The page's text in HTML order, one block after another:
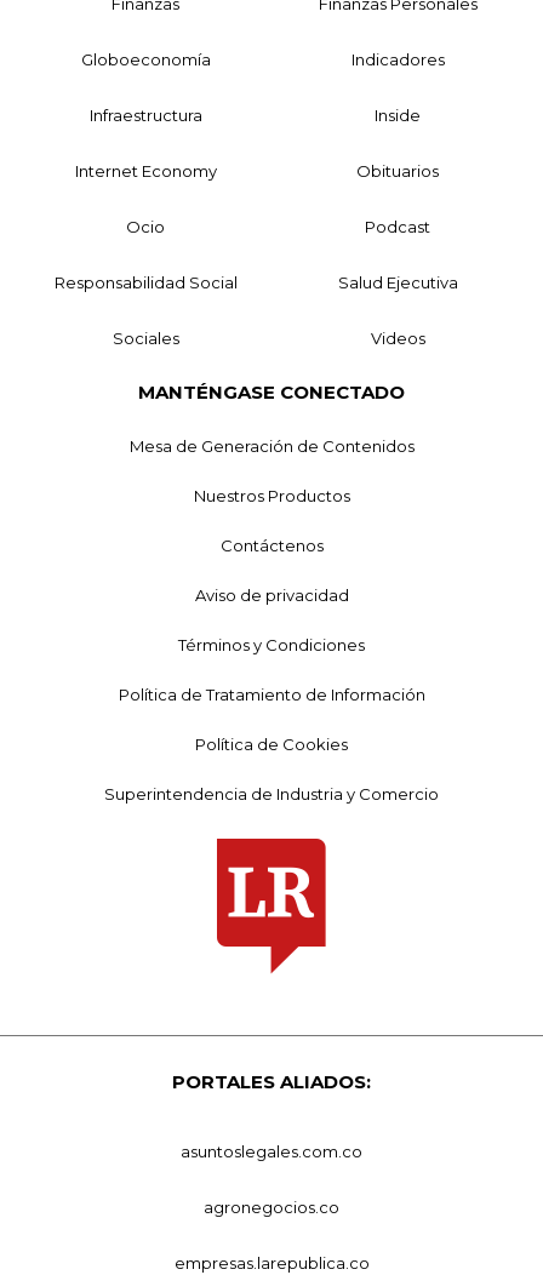
Globoeconomía Indicadores
Infraestructura Inside
Internet Economy Obituarios
Ocio Podcast
Responsabilidad Social Salud Ejecutiva
Sociales Videos
MANTÉNGASE CONECTADO
Mesa de Generación de Contenidos
Nuestros Productos
Contáctenos
Aviso de privacidad
Términos y Condiciones
Política de Tratamiento de Información
Política de Cookies
Superintendencia de Industria y Comercio
PORTALES ALIADOS:
asuntoslegales.com.co
agronegocios.co
empresas.larepublica.co